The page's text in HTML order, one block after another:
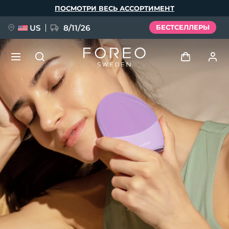
ПОСМОТРИ ВЕСЬ АССОРТИМЕНТ
US 8/11/26 БЕСТСЕЛЛЕРЫ
Профиль пользователя
Мои приборы
Мои заказы
Мои адреса
Мои подписки
НОВИНКА
FAQ™ Pure Beauty-Tech Elixir
BREAKING NEWS
issa™ Teeth Whitening Set
Язык
English Deutsch
Español
Français
Italiano
Português
Svenska
Русский
Türkçe
简体中文 繁體中文